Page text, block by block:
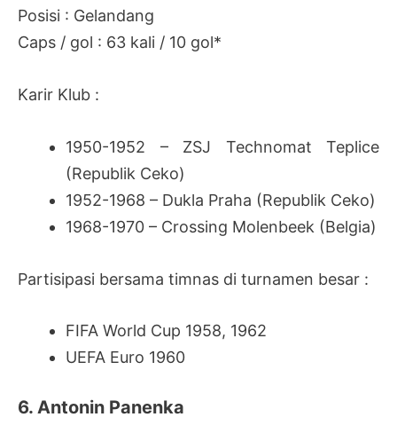
Posisi : Gelandang
Caps / gol : 63 kali / 10 gol*
Karir Klub :
1950-1952 – ZSJ Technomat Teplice
(Republik Ceko)
1952-1968 – Dukla Praha (Republik Ceko)
1968-1970 – Crossing Molenbeek (Belgia)
Partisipasi bersama timnas di turnamen besar :
FIFA World Cup 1958, 1962
UEFA Euro 1960
6. Antonin Panenka